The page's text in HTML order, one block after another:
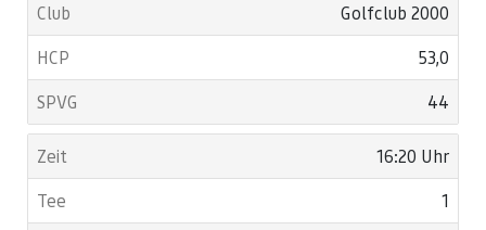
Golfclub 2000
53,0
44
16:20 Uhr
1